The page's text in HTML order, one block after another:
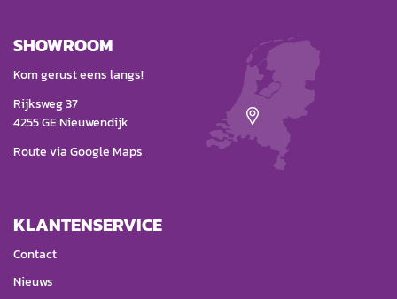
SHOWROOM
Kom gerust eens langs!
Rijksweg 37
4255 GE Nieuwendijk
Route via Google Maps
KLANTENSERVICE
Contact
Nieuws